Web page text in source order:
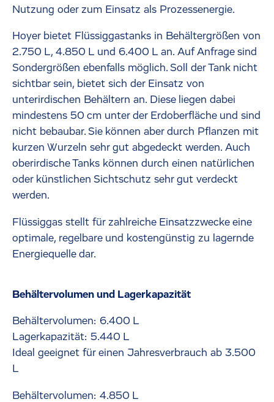
Nutzung oder zum Einsatz als Prozessenergie.
Hoyer bietet Flüssiggastanks in Behältergrößen von
2.750 L, 4.850 L und 6.400 L an. Auf Anfrage sind
Sondergrößen ebenfalls möglich. Soll der Tank nicht
sichtbar sein, bietet sich der Einsatz von
unterirdischen Behältern an. Diese liegen dabei
mindestens 50 cm unter der Erdoberfläche und sind
nicht bebaubar. Sie können aber durch Pflanzen mit
kurzen Wurzeln sehr gut abgedeckt werden. Auch
oberirdische Tanks können durch einen natürlichen
oder künstlichen Sichtschutz sehr gut verdeckt
werden.
Flüssiggas stellt für zahlreiche Einsatzzwecke eine
optimale, regelbare und kostengünstig zu lagernde
Energiequelle dar.
Behältervolumen und Lagerkapazität
Behältervolumen: 6.400 L
Lagerkapazität: 5.440 L
Ideal geeignet für einen Jahresverbrauch ab 3.500
L
Behältervolumen: 4.850 L